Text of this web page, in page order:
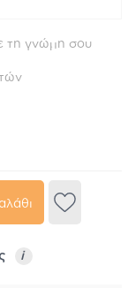
τη γνώμη σου
i